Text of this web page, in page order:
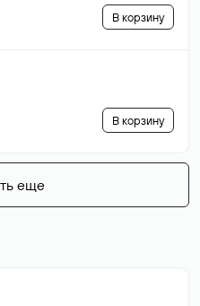
В корзину
В корзину
еще